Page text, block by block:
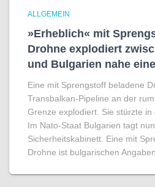
ALLGEMEIN
»Erheblich« mit
Drohne explodiert
und Bulgarien nahe
Eine mit Sprengstoff beladene
Transbalkan-Pipeline an der
Grenze explodiert. Sie stürzte in
Im Nato-Staat Bulgarien tagt
Sicherheitskabinett. Eine mit
Drohne ist bulgarischen